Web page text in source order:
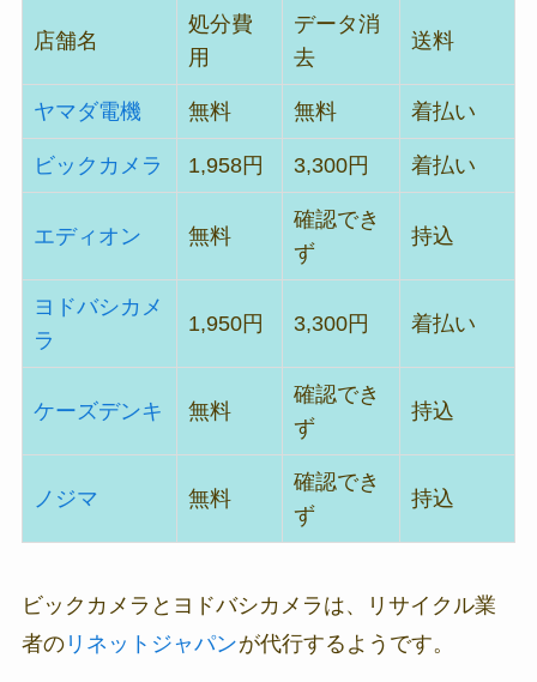
店舗名
処分費
用
データ消
去
送料
ヤマダ電機 無料 無料 着払い
ビックカメラ 1,958円 3,300円 着払い
エディオン 無料
確認でき
ず
持込
ヨドバシカメ
ラ
1,950円 3,300円 着払い
ケーズデンキ 無料
確認でき
ず
持込
ノジマ 無料
確認でき
ず
持込
ビックカメラとヨドバシカメラは、リサイクル業
者のリネットジャパンが代行するようです。